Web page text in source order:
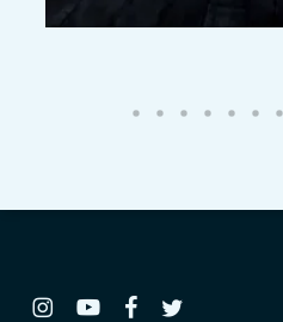
تغريد فيسبوكيوتيوب